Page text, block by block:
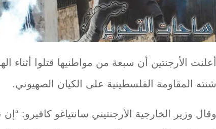
أعلنت الأرجنتين أن سبعة من مواطنيها قتلوا أثناء
شنته المقاومة الفلسطينية على الكيان الصهيوني.